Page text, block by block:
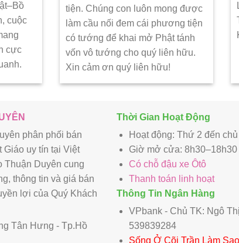
cuộc
cực
tiện. Chúng con luôn mong được
làm cầu nối đem cái phương tiện
có tướng để khai mở Phật tánh
vốn vô tướng cho quý liên hữu.
Xin cảm ơn quý liên hữu!
phân phối bán
Giáo uy tín tại Việt
Thuận Duyên cung
thông tin và giá bán
lợi của Quý Khách
Tân Hưng - Tp.Hồ
Thời Gian Hoạt Động
Hoạt động: Thứ 2 đến
Giờ mở cửa: 8h30–18h30
Có chỗ đậu xe Ôtô
Thanh toán linh hoạt
Thông Tin Ngân Hàng
VPbank - Chủ TK: Ngô
539839284
Sống Ở Cõi Trần Làm